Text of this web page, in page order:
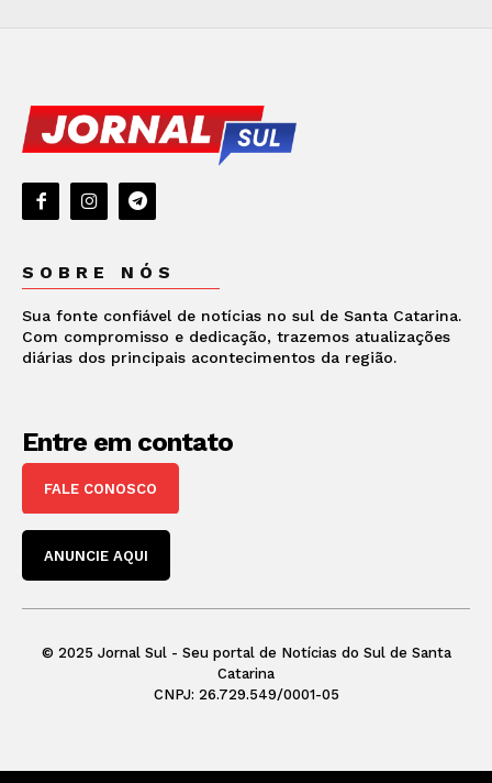
SOBRE NÓS
Sua fonte confiável de notícias no sul de Santa Catarina.
Com compromisso e dedicação, trazemos atualizações
diárias dos principais acontecimentos da região.
Entre em contato
FALE CONOSCO
ANUNCIE AQUI
© 2025 Jornal Sul - Seu portal de Notícias do Sul de Santa
Catarina
CNPJ: 26.729.549/0001-05